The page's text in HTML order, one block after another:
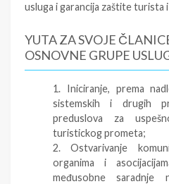
usluga i garancija zaštite turista
YUTA ZA SVOJE
OSNOVNE GRUPE
1. Iniciranje, prema
sistemskih i drugih
preduslova za
turistickog prometa;
2. Ostvarivanje
organima i
međusobne saradnje